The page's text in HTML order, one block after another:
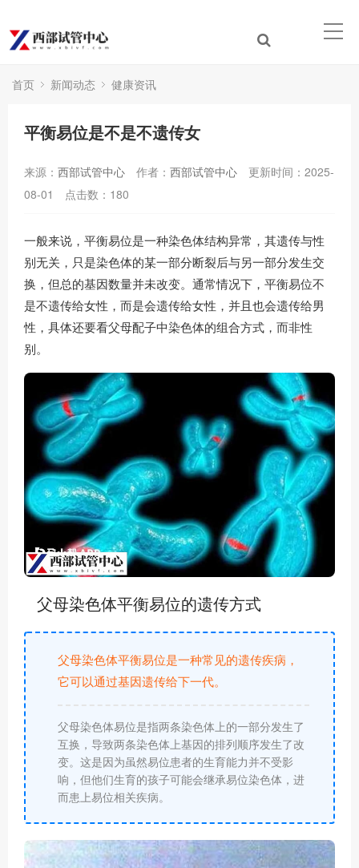
首页 新闻动态 健康资讯
平衡易位是不是不遗传女
来源： 西部试管中心 作者： 西部试管中心
更新时间：2025-
08-01
点击数： 180
一般来说，平衡易位是一种染色体结构异常，其遗传与性
别无关，只是染色体的某一部分断裂后与另一部分发生交
换，但总的基因数量并未改变。通常情况下，平衡易位不
是不遗传给女性，而是会遗传给女性，并且也会遗传给男
性，具体还要看父母配子中染色体的组合方式，而非性
别。
父母染色体平衡易位的遗传方式
父母染色体平衡易位是一种常见的遗传疾病，
它可以通过基因遗传给下一代。
父母染色体易位是指两条染色体上的一部分发生了
互换，导致两条染色体上基因的排列顺序发生了改
变。这是因为虽然易位患者的生育能力并不受影
响，但他们生育的孩子可能会继承易位染色体，进
而患上易位相关疾病。